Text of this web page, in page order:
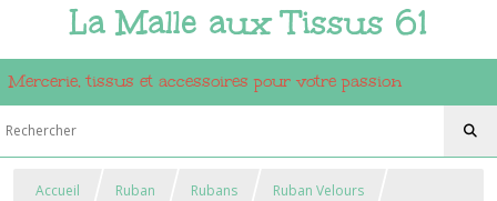
La Malle aux Tissus 61
Mercerie, tissus et accessoires pour votre passion
Accueil Ruban Rubans Ruban Velours